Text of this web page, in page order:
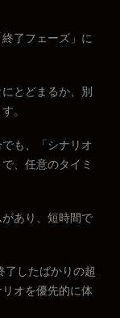
了フェーズ」に
とどまるか、別
。
も、「シナリオ
、任意のタイミ
あり、短時間で
了したばかりの超
オを優先的に体